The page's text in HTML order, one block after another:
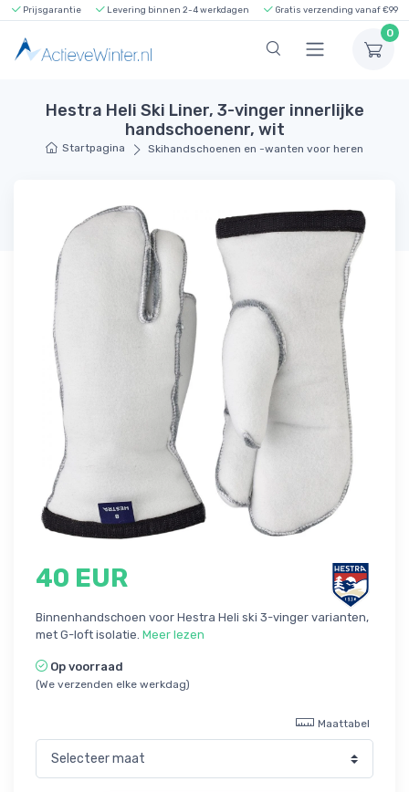
Prijsgarantie Levering binnen 2-4 werkdagen Gratis verzending vanaf €99
0
Hestra Heli Ski Liner, 3-vinger innerlijke
handschoenenr, wit
Startpagina Skihandschoenen en -wanten voor heren
40 EUR
Binnenhandschoen voor Hestra Heli ski 3-vinger varianten,
met G-loft isolatie. Meer lezen
Op voorraad
(We verzenden elke werkdag)
Maattabel